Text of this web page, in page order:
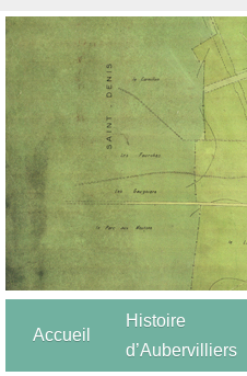
Accueil
Histoire
d’Aubervilliers